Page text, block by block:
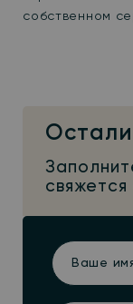
собственном
Ваше
имя